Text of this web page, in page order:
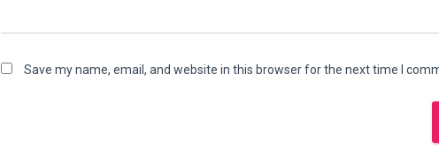
Save my name, email, and website in this browser for the next time I